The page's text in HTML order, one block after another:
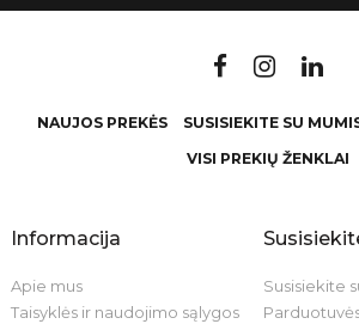
NAUJOS PREKĖS SUSISIEKITE SU
VISI PREKIŲ ŽENKLAI
Informacija
Apie mus
Taisyklės ir naudojimo sąlygos
Susisiekite